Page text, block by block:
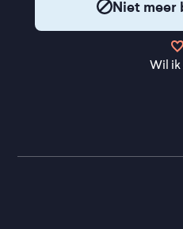
Niet meer
Wil ik